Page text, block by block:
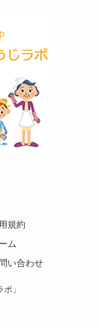
規約
ム
い合わせ
」